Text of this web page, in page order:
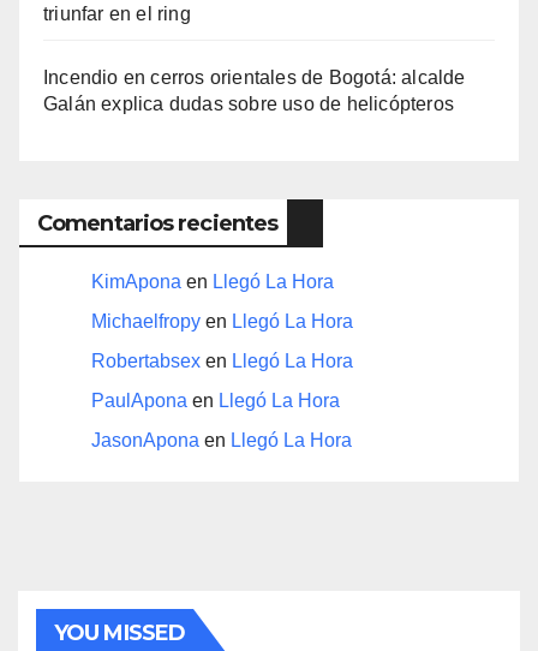
triunfar en el ring​
Incendio en cerros orientales de Bogotá: alcalde
Galán explica dudas sobre uso de helicópteros
Comentarios recientes
KimApona en Llegó La Hora
Michaelfropy en Llegó La Hora
Robertabsex en Llegó La Hora
PaulApona en Llegó La Hora
JasonApona en Llegó La Hora
YOU MISSED